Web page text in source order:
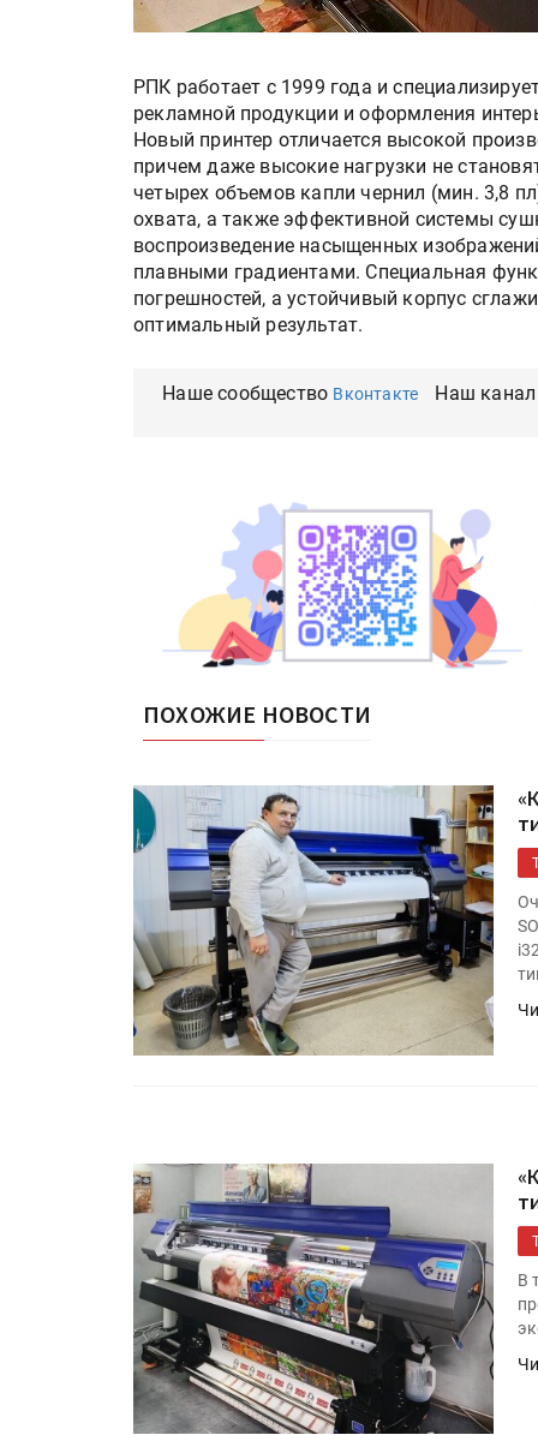
РПК работает с 1999 года и
рекламной продукции и оформления
Новый принтер отличается высокой
причем даже высокие нагрузки не
четырех объемов капли чернил (мин. 3,8
охвата, а также эффективной системы
воспроизведение насыщенных
плавными градиентами. Специальная
погрешностей, а устойчивый корпус
оптимальный результат.
Наше сообщество Вконтакте Наш канал
ПОХОЖИЕ НОВОСТИ
В